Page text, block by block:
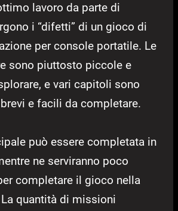
lavoro da parte di
i “difetti” di un gioco di
per console portatile. Le
sono piuttosto piccole e
e vari capitoli sono
e facili da completare.
può essere completata in
ne serviranno poco
completare il gioco nella
quantità di missioni